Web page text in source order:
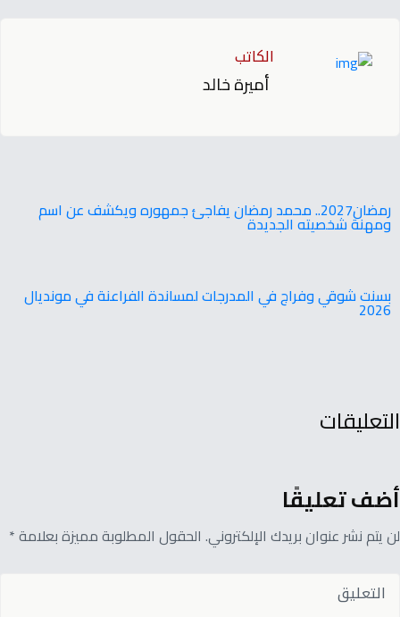
الكاتب
أميرة خالد
‬ومهنة‭ ‬شخصيته‭ ‬الجديدة
بسنت شوقي وفراج في المدرجات لمساندة الفراعنة في مونديال
2026
التعليقات
أضف تعليقًا
لن يتم نشر عنوان بريدك الإلكتروني. الحقول المطلوبة مميزة بعلامة *